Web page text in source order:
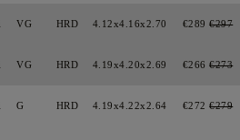
VG HRD 4.12x4.16x2.70 €289€297
VG HRD 4.19x4.20x2.69 €266€273
G HRD 4.19x4.22x2.64 €272€279